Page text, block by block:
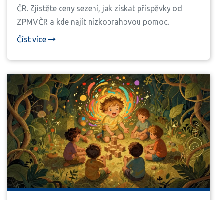
ČR. Zjistěte ceny sezení, jak získat příspěvky od
ZPMVČR a kde najít nízkoprahovou pomoc.
Číst více